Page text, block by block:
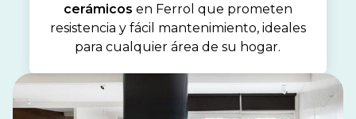
cerámicos en Ferrol que prometen
resistencia y fácil mantenimiento, ideales
para cualquier área de su hogar.